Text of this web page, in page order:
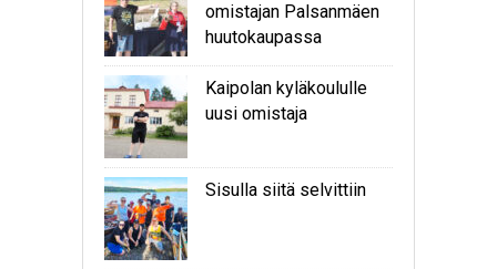
omistajan Palsanmäen
huutokaupassa
Kaipolan kyläkoululle
uusi omistaja
Sisulla siitä selvittiin